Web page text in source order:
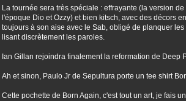
La tournée sera très spéciale : effrayante (la version
l'époque Dio et Ozzy) et bien kitsch, avec des décors
toujours à son aise avec le Sab, obligé de planquer
lisant discrètement les paroles.
Ian Gillan rejoindra finalement la reformation de Deep
Ah et sinon, Paulo Jr de Sepultura porte un tee shirt
Cette pochette de Born Again, c'est tout un art, je fais